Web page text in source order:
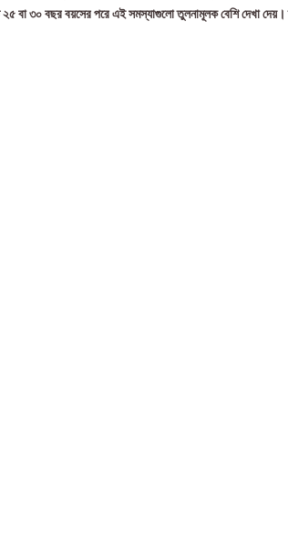
২৫ বা ৩০ বছর বয়সের পরে এই সমস্যাগুলো তুলনামূলক বেশি দেখা